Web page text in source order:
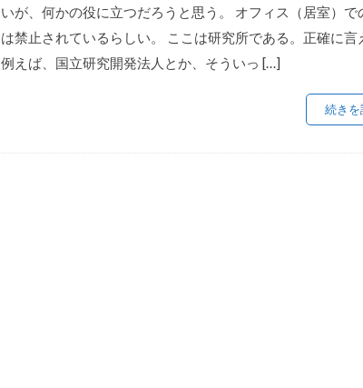
いが、何かの役に立つだろうと思う。 オフィス（居室）で
は禁止されているらしい。 ここは研究所である。正確に言
例えば、国立研究開発法人とか、そういっ […]
続きを